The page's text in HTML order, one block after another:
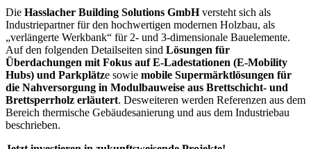
Die Hasslacher Building Solutions GmbHversteht sich als
Industriepartner für den hochwertigen modernen Holzbau, als
„verlängerte Werkbank“ für 2- und 3-dimensionale Bauelemente.
Auf den folgenden Detailseiten sind Lösungen für
Überdachungen mit Fokus auf E-Ladestationen (E-Mobility
Hubs) und Parkplätze sowie mobile Supermärktlösungen für
die Nahversorgung in Modulbauweise aus Brettschicht- und
Brettsperrholz erläutert. Desweiteren werden Referenzen aus dem
Bereich thermische Gebäudesanierung und aus dem Industriebau
beschrieben.